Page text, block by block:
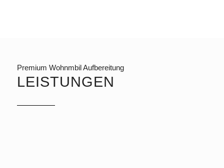
Premium Wohnmbil Aufbereitung
LEISTUNGEN